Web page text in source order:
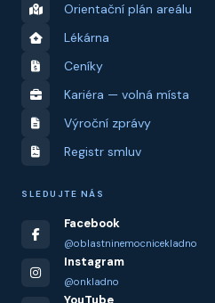
Orientační plán areálu
Lékárna
Ceníky
Kariéra — volná místa
Výroční zprávy
Registr smluv
SLEDUJTE NÁS
Facebook
@oblastninemocnicekladno
Instagram
@onkladno
YouTube